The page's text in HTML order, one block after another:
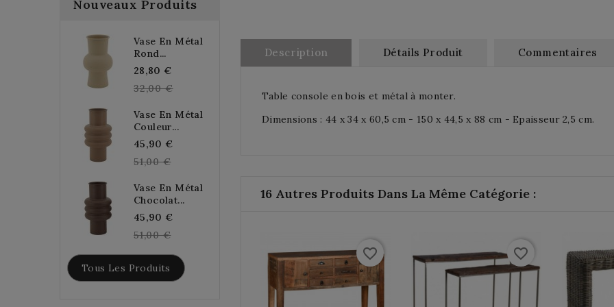
Nouveaux Produits
Vase En Métal
Rond...
28,80 €
price
32,00 €
Vase En Métal
Couleur...
45,90 €
51,00 €
Vase En Métal
Chocolat...
45,90 €
51,00 €
Tous Les Produits
Description Détails Produit Commentaires
Table console en bois et métal à monter.
Dimensions : 44 x 34 x 60,5 cm - 150 x 44,5 x 88 cm - Epaisseur 2,5 cm.
16 Autres Produits Dans La Même Catégorie :
favorite_border favorite_border